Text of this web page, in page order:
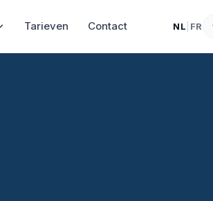
Tarieven Contact NL FR